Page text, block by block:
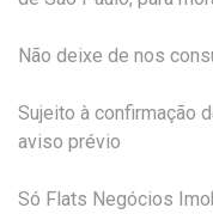
Não deixe de nos
Sujeito à confirmação
aviso prévio
Só Flats Negócios